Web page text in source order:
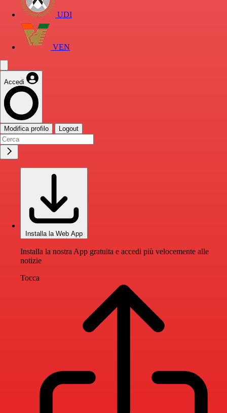
UDI
VEN
Accedi
Modifica profilo Logout
Installa la Web App
Installa la nostra App gratuita e accedi più velocemente alle
notizie
Tocca